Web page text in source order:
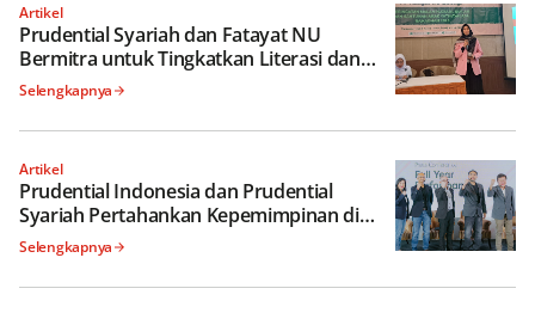
Artikel
Prudential Syariah dan Fatayat NU
Bermitra untuk Tingkatkan Literasi dan
Inklusi Keuangan Syariah
Selengkapnya
Artikel
Prudential Indonesia dan Prudential
Syariah Pertahankan Kepemimpinan di
Industri Asuransi Jiwa Guna Wujudkan
Perlindungan Berkelanjutan Kini dan Nanti
Selengkapnya